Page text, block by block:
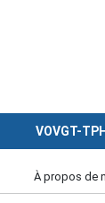
VOVGT-
À propos de